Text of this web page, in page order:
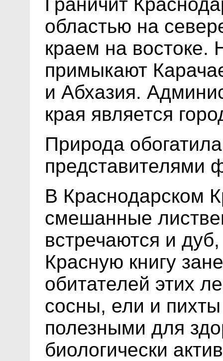
областью на
краем на востоке.
примыкают
и Абхазия.
края является
Природа
представителями
В Краснодарском
смешанные
встречаются и
Красную книгу
обитателей этих
сосны, ели и
полезными для
биологически